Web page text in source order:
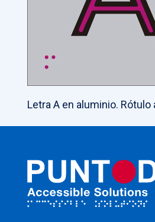
Letra A en aluminio.